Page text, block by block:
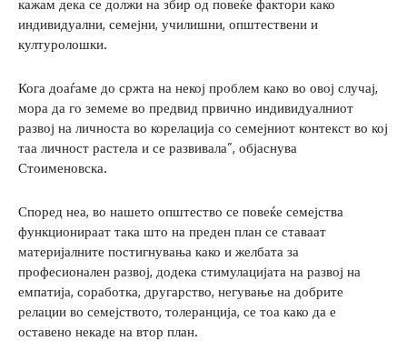
кажам дека се должи на збир од повеќе фактори како
индивидуални, семејни, училишни, општествени и
културолошки.
Кога доаѓаме до сржта на некој проблем како во овој случај,
мора да го земеме во предвид првично индивидуалниот
развој на личноста во корелација со семејниот контекст во кој
таа личност растела и се развивала”, објаснува
Стоименовска.
Според неа, во нашето општество се повеќе семејства
функционираат така што на преден план се ставаат
материјалните постигнувања како и желбата за
професионален развој, додека стимулацијата на развој на
емпатија, соработка, другарство, негување на добрите
релации во семејството, толеранција, се тоа како да е
оставено некаде на втор план.